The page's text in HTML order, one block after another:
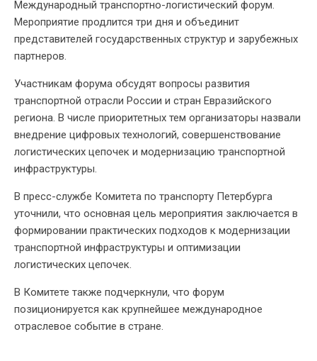
Международный транспортно-логистический форум.
Мероприятие продлится три дня и объединит
представителей государственных структур и зарубежных
партнеров.
Участникам форума обсудят вопросы развития
транспортной отрасли России и стран Евразийского
региона. В числе приоритетных тем организаторы назвали
внедрение цифровых технологий, совершенствование
логистических цепочек и модернизацию транспортной
инфраструктуры.
В пресс-службе Комитета по транспорту Петербурга
уточнили, что основная цель мероприятия заключается в
формировании практических подходов к модернизации
транспортной инфраструктуры и оптимизации
логистических цепочек.
В Комитете также подчеркнули, что форум
позиционируется как крупнейшее международное
отраслевое событие в стране.